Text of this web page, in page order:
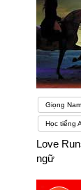
Giọng Nam
Học tiếng
Love
ngữ